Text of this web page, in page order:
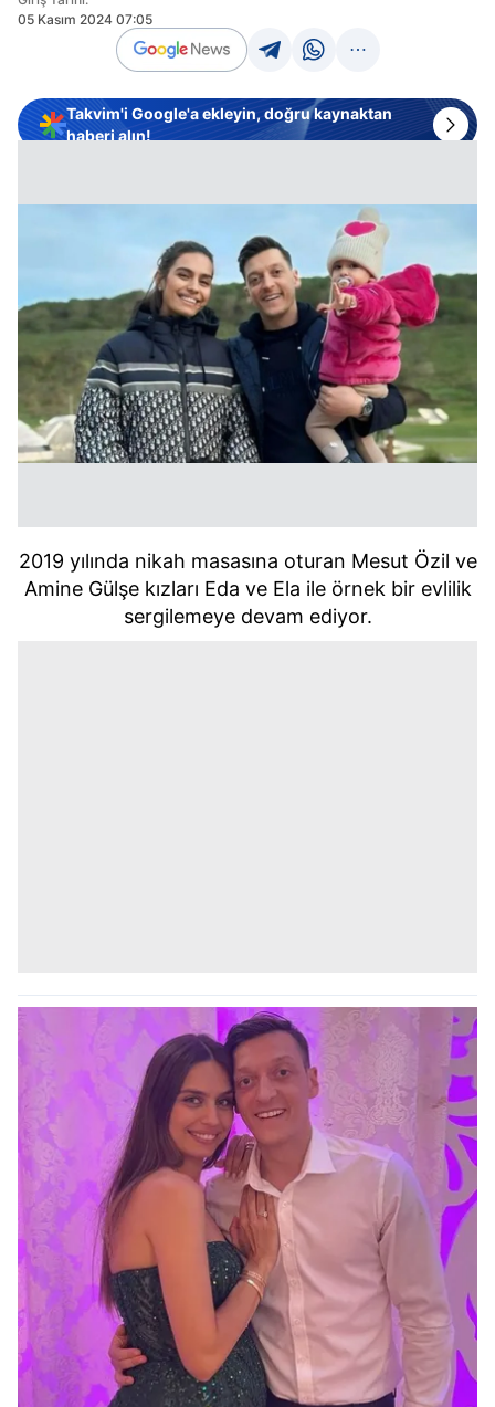
05 Kasım 2024 07:05
Takvim'i Google'a ekleyin, doğru kaynaktan
haberi alın!
2019 yılında nikah masasına oturan Mesut Özil ve
Amine Gülşe kızları Eda ve Ela ile örnek bir evlilik
sergilemeye devam ediyor.